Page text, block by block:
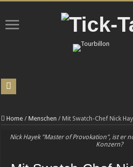
L. Leroy überrascht mit der Osmior Elyor 2.0
Chronoswiss-Spagat: Tradition versus Moderne!
INEOS Automotive verzeichnet im ersten
Uhren-Halbwissen: Zehn Missverständnisse,
Home / Menschen / Mit Swatch-Chef Nick
Nick Hayek "Master of Provokation", ist er
Konzern?